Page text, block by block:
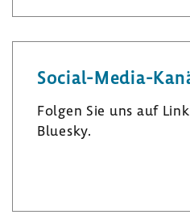
Social-​Media-
Folgen Sie uns auf
Bluesky.
n
s
u